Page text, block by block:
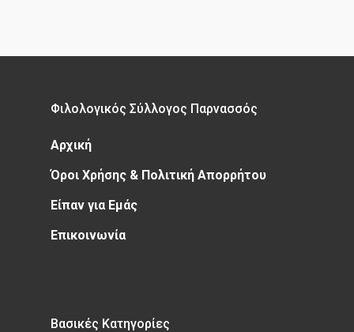
Φιλολογικός Σύλλογος Παρνασσός
Αρχική
Όροι Χρήσης & Πολιτική Απορρήτου
Είπαν για Εμάς
Επικοινωνία
Βασικές Κατηγορίες